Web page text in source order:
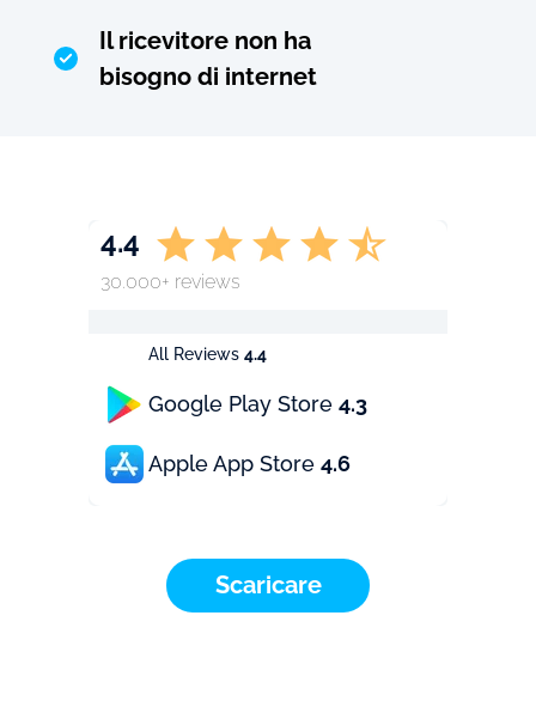
Il ricevitore non ha
bisogno di internet
All Reviews 4.4
Google Play Store 4.3
Apple App Store 4.6
4.4
30.000+ reviews
Scaricare